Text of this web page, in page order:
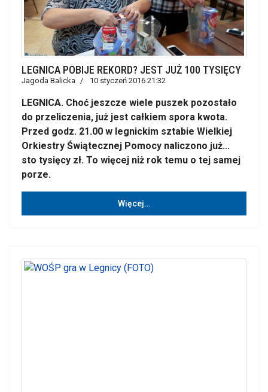
LEGNICA POBIJE REKORD? JEST JUŻ 100 TYSIĘCY
Jagoda Balicka 10 styczeń 2016 21:32
LEGNICA. Choć jeszcze wiele puszek pozostało
do przeliczenia, już jest całkiem spora kwota.
Przed godz. 21.00 w legnickim sztabie Wielkiej
Orkiestry Świątecznej Pomocy naliczono już...
sto tysięcy zł. To więcej niż rok temu o tej samej
porze.
Więcej…